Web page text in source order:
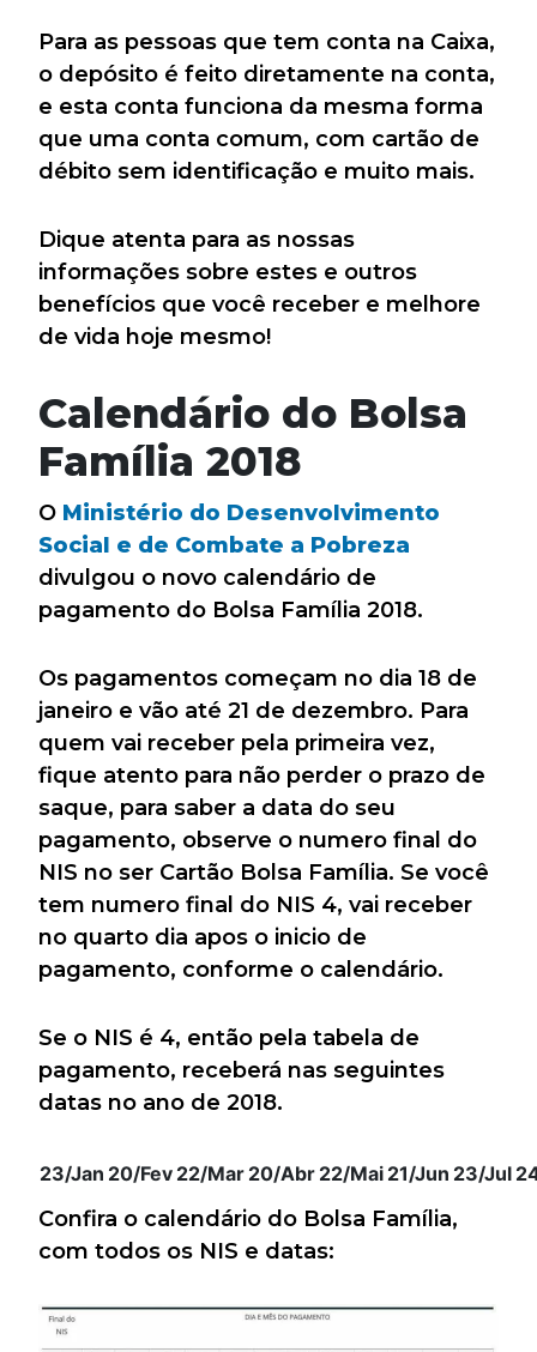
Para as pessoas que tem conta na Caixa,
o depósito é feito diretamente na conta,
e esta conta funciona da mesma forma
que uma conta comum, com cartão de
débito sem identificação e muito mais.
Dique atenta para as nossas
informações sobre estes e outros
benefícios que você receber e melhore
de vida hoje mesmo!
Calendário do Bolsa
Família 2018
O Ministério do Desenvolvimento
Social e de Combate a Pobreza
divulgou o novo calendário de
pagamento do Bolsa Família 2018.
Os pagamentos começam no dia 18 de
janeiro e vão até 21 de dezembro. Para
quem vai receber pela primeira vez,
fique atento para não perder o prazo de
saque, para saber a data do seu
pagamento, observe o numero final do
NIS no ser Cartão Bolsa Família. Se você
tem numero final do NIS 4, vai receber
no quarto dia apos o inicio de
pagamento, conforme o calendário.
Se o NIS é 4, então pela tabela de
pagamento, receberá nas seguintes
datas no ano de 2018.
23/Jan 20/Fev 22/Mar 20/Abr 22/Mai 21/Jun 23/Jul
Confira o calendário do Bolsa Família,
com todos os NIS e datas: